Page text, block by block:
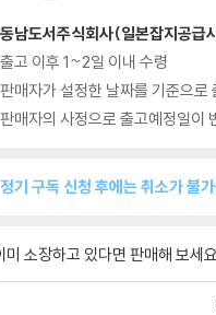
동남도서주식회사(일본잡지공급
출고 이후 1~2일 이내 수령
판매자가 설정한 날짜를 기준으로
판매자의 사정으로 출고예정일이
정기 구독 신청 후에는 취소가 불
미 소장하고 있다면 판매해 보세